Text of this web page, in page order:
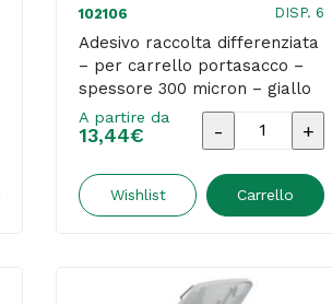
102106 DISP. 6
Adesivo raccolta differenziata
– per carrello portasacco –
spessore 300 micron – giallo
– Stilcasa
A partire da
13,44€
Adesivo
differenziata
carrello
Wishlist Carrello